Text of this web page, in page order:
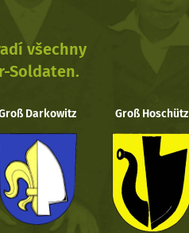
všechny
Soldaten.
Darkowitz Groß Hoschütz